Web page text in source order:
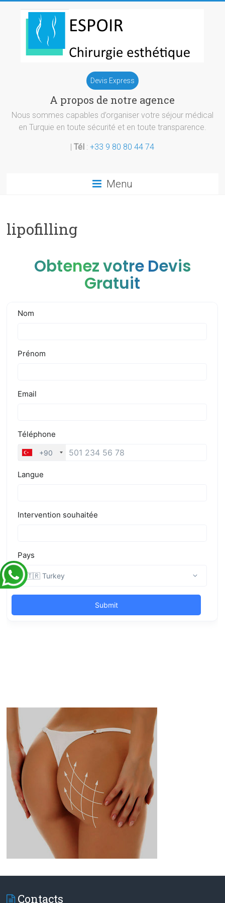
esthetique
Turquie
Devis Express
A propos de notre agence
Nous sommes capables d’organiser votre séjour médical
en Turquie en toute sécurité et en toute transparence.
|Tél :+33 9 80 80 44 74
Menu
lipofilling
Obtenez votre Devis
Gratuit
Contacts